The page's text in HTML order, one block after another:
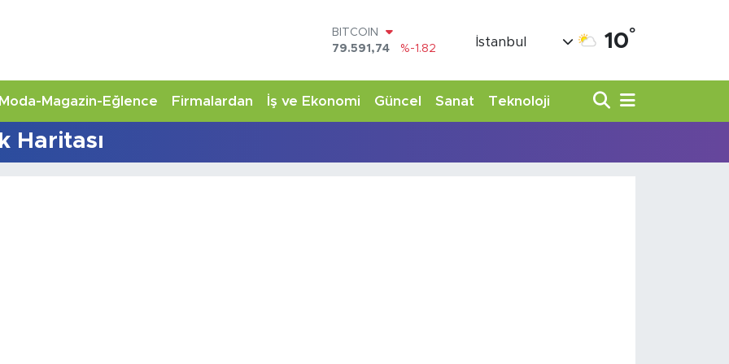
BITCOIN
79.591,74
%-1.82
45,43620
%0.02
EURO
G.ALTIN
İstanbul 10°
Moda-Magazin-Eğlence Firmalardan İş ve Ekonomi Güncel Sanat Teknoloji
Haritası